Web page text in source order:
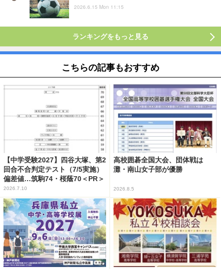
2026.6.15 Mon 11:15
ランキングをもっと見る
こちらの記事もおすすめ
【中学受験2027】四谷大塚、第2
回合不合判定テスト（7/5実施）
偏差値…筑駒74・桜蔭70＜PR＞
2026.7.10
高校囲碁全国大会、団体戦は
灘・南山女子部が優勝
2026.8.5